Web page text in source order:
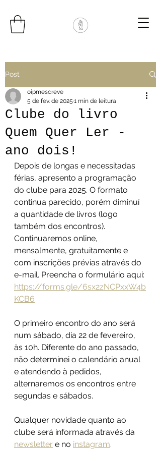
Post
Clube do livro
Quem Quer Ler -
ano dois!
oipmescreve
5 de fev. de 2025 1 min de leitura
Depois de longas e necessitadas
férias, apresento a programação
do clube para 2025. O formato
continua parecido, porém diminuí
a quantidade de livros (logo
também dos encontros).
Continuaremos online,
mensalmente, gratuitamente e
com inscrições prévias através do
e-mail. Preencha o formulário aqui:
https://forms.gle/6sx2zNCPxxW4b
KCB6
O primeiro encontro do ano será
num sábado, dia 22 de fevereiro,
às 10h. Diferente do ano passado,
não determinei o calendário anual
e atendendo à pedidos,
alternaremos os encontros entre
segundas e sábados.
Qualquer novidade quanto ao
clube será informada através da
newsletter e no instagram.